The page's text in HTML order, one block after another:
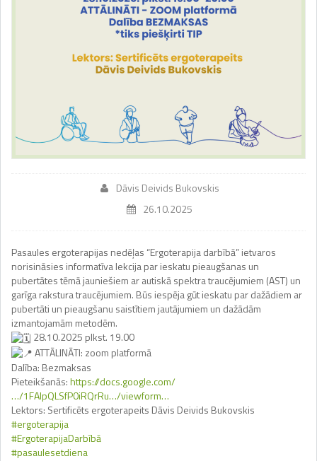
Dāvis Deivids Bukovskis
26.10.2025
Pasaules ergoterapijas nedēļas “Ergoterapija darbībā” ietvaros
norisināsies informatīva lekcija par ieskatu pieaugšanas un
pubertātes tēmā jauniešiem ar autiskā spektra traucējumiem (AST) un
garīga rakstura traucējumiem. Būs iespēja gūt ieskatu par dažādiem ar
pubertāti un pieaugšanu saistītiem jautājumiem un dažādām
izmantojamām metodēm.
28.10.2025 plkst. 19.00
ATTĀLINĀTI: zoom platformā
Dalība: Bezmaksas
Pieteikšanās:https://docs.google.com/
…/1FAIpQLSfP0iRQrRu…/viewform…
Lektors: Sertificēts ergoterapeits Dāvis Deivids Bukovskis
#ergoterapija
#ErgoterapijaDarbībā
#pasaulesetdiena